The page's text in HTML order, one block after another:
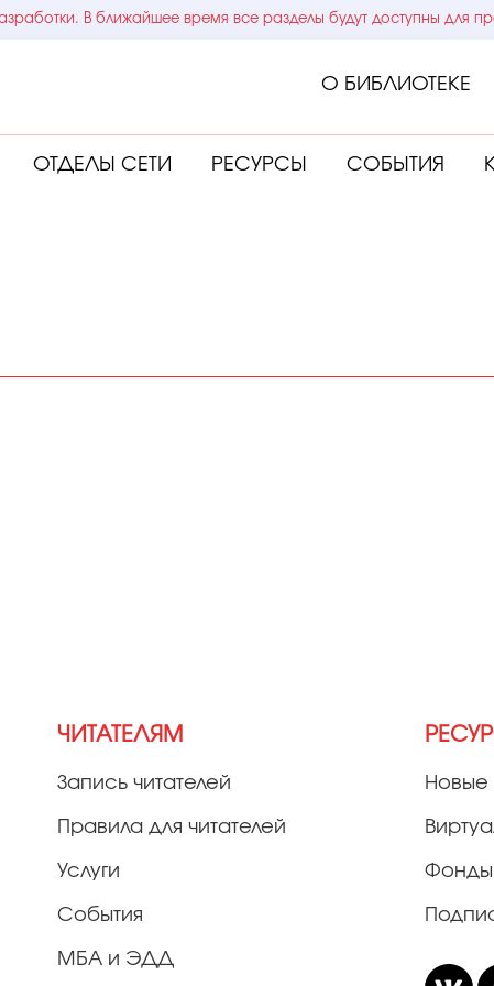
В ближайшее время все разделы будут доступны для
О БИБЛИОТЕКЕ
ОТДЕЛЫ СЕТИ РЕСУРСЫ СОБЫТИЯ
ЧИТАТЕЛЯМ
Запись читателей
Правила для читателей
Услуги
События
МБА и ЭДД
Новые
Фонды